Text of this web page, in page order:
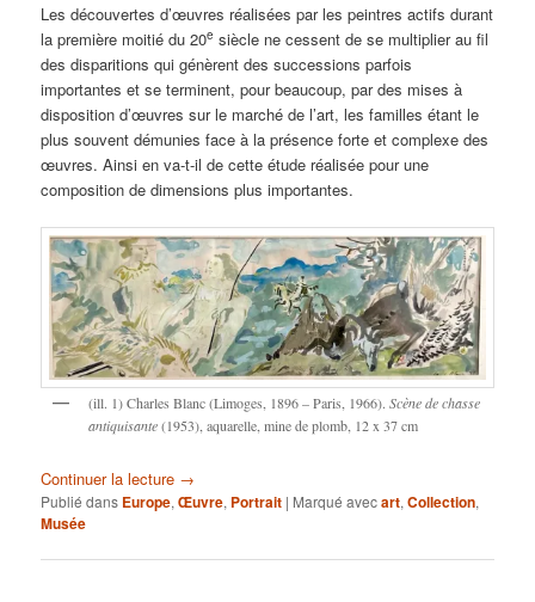
Les découvertes d’œuvres réalisées par les peintres actifs durant
la première moitié du 20e siècle ne cessent de se multiplier au fil
des disparitions qui génèrent des successions parfois
importantes et se terminent, pour beaucoup, par des mises à
disposition d’œuvres sur le marché de l’art, les familles étant le
plus souvent démunies face à la présence forte et complexe des
œuvres. Ainsi en va-t-il de cette étude réalisée pour une
composition de dimensions plus importantes.
(ill. 1) Charles Blanc (Limoges, 1896 – Paris, 1966).Scène de chasse
antiquisante(1953), aquarelle, mine de plomb, 12 x 37 cm
Continuer la lecture →
Publié dans Europe,Œuvre, Portrait | Marqué avecart,Collection,
Musée